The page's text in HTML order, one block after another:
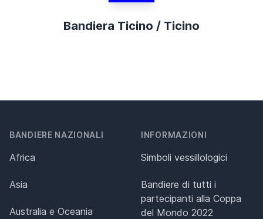
Bandiera Ticino / Ticino
BANDIERE NAZIONALI
Africa
Asia
Australia e Oceania
INFORMAZIONI
Simboli vessillologici
Bandiere di tutti i
partecipanti alla Coppa
del Mondo 2022